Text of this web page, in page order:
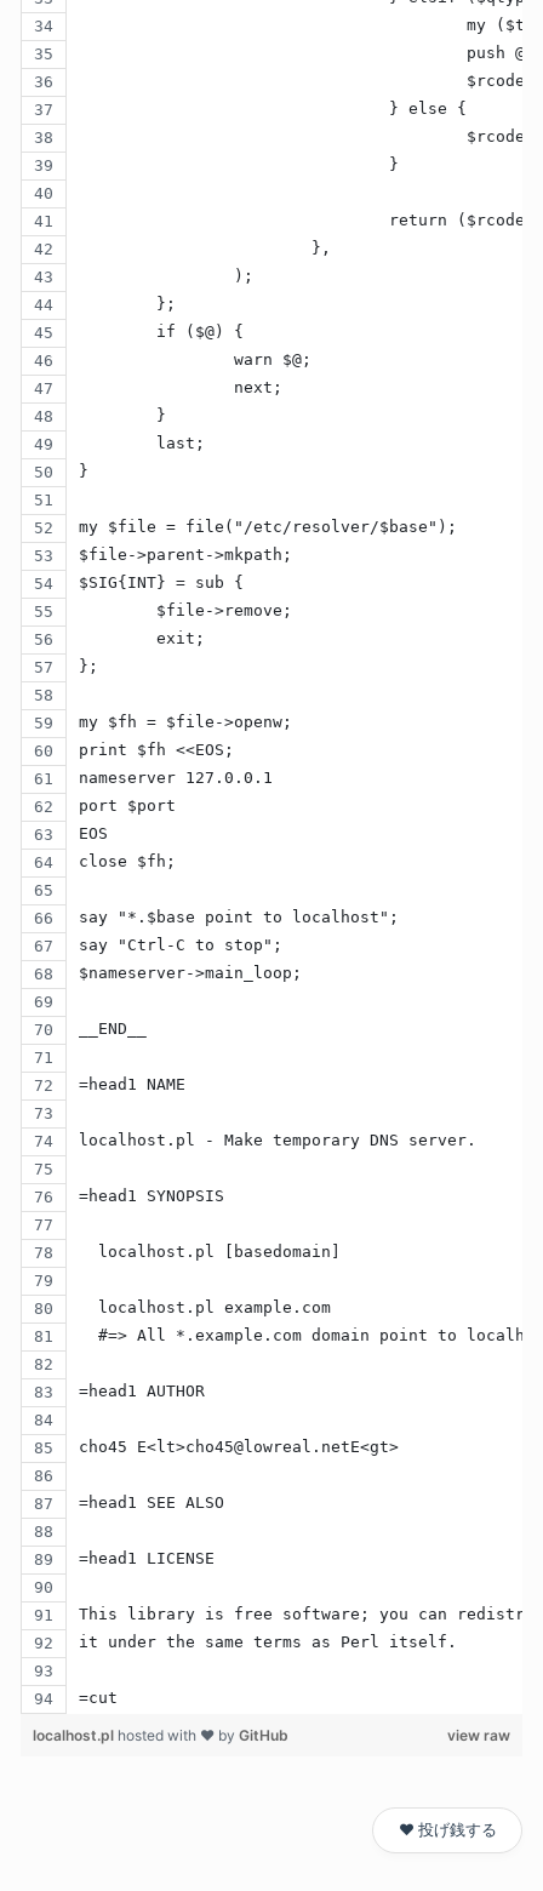
my
				} else {
				}
return
			},
		);
	};
	if ($@) {
		warn $@;
		next;
	}
	last;
}
my $file = file("/etc/resolver/$base");
$file->parent->mkpath;
$SIG{INT} = sub {
	$file->remove;
	exit;
};
my $fh = $file->openw;
print $fh <<EOS;
nameserver 127.0.0.1
port $port
EOS
close $fh;
say "*.$base point to localhost";
say "Ctrl-C to stop";
$nameserver->main_loop;
__END__
=head1 NAME
localhost.pl - Make temporary DNS server.
=head1 SYNOPSIS
  localhost.pl [basedomain]
  localhost.pl example.com
#=> All *.example.com domain point to
=head1 AUTHOR
cho45 E<lt>cho45@lowreal.netE<gt>
=head1 SEE ALSO
=head1 LICENSE
This library is free software; you can
it under the same terms as Perl itself.
=cut
view raw
localhost.pl hosted with ❤ by GitHub
❤️ 投げ銭する